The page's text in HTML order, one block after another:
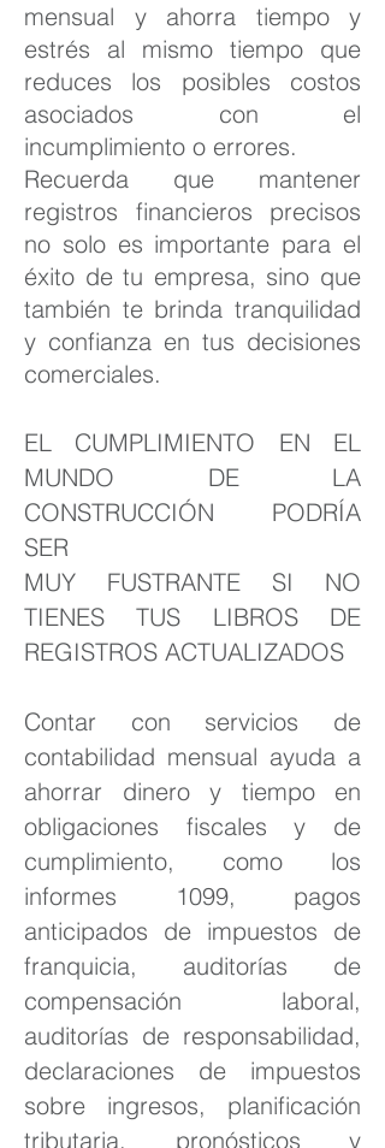
mensual y ahorra tiempo y
estrés al mismo tiempo que
reduces los posibles costos
asociados con el
incumplimiento o errores.
Recuerda que mantener
registros financieros precisos
no solo es importante para el
éxito de tu empresa, sino que
también te brinda tranquilidad
y confianza en tus decisiones
comerciales.
EL CUMPLIMIENTO EN EL
MUNDO DE LA
CONSTRUCCIÓN PODRÍA
SER
MUY FUSTRANTE SI NO
TIENES TUS LIBROS DE
REGISTROS ACTUALIZADOS
Contar con servicios de
contabilidad mensual ayuda a
ahorrar dinero y tiempo en
obligaciones fiscales y de
cumplimiento, como los
informes 1099, pagos
anticipados de impuestos de
franquicia, auditorías de
compensación laboral,
auditorías de responsabilidad,
declaraciones de impuestos
sobre ingresos, planificación
tributaria, pronósticos y